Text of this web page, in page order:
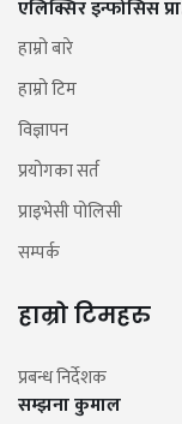
एलिक्सिर इन्फोसिस
हाम्रो बारे
हाम्रो टिम
विज्ञापन
प्रयोगका सर्त
प्राइभेसी पोलिसी
सम्पर्क
हाम्रो टिमहरु
प्रबन्ध निर्देशक
सम्झना कुमाल